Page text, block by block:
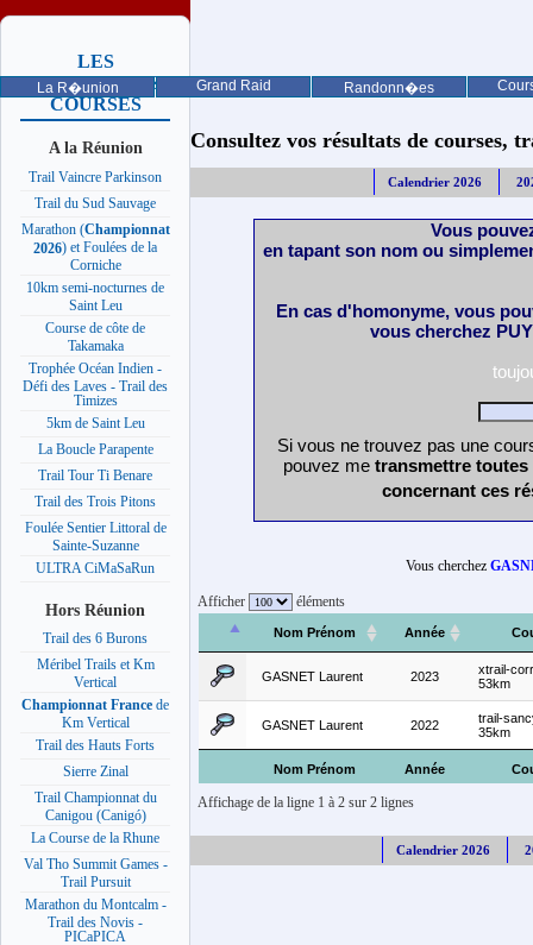
La R�union Grand Raid Randonn�es
LES
PROCHAINES
COURSES
A la Réunion
Trail Vaincre Parkinson
Trail du Sud Sauvage
Marathon (Championnat
2026) et Foulées de la
Corniche
10km semi-nocturnes de
Saint Leu
Course de côte de
Takamaka
Trophée Océan Indien -
Défi des Laves - Trail des
Timizes
5km de Saint Leu
La Boucle Parapente
Trail Tour Ti Benare
Trail des Trois Pitons
Foulée Sentier Littoral de
Sainte-Suzanne
ULTRA CiMaSaRun
Hors Réunion
Trail des 6 Burons
Méribel Trails et Km
Vertical
Championnat France de
Km Vertical
Trail des Hauts Forts
Sierre Zinal
Trail Championnat du
Canigou (Canigó)
La Course de la Rhune
Val Tho Summit Games -
Trail Pursuit
Marathon du Montcalm -
Trail des Novis -
PICaPICA
Consultez vos résultats de courses,
Calendrier 2026
Vous
en tapant son nom ou
En cas d'homonyme, vous
vous cherchez
Si vous ne trouvez pas une
pouvez me transmettre
concernant ces
Vous cherchez
Afficher éléments
Nom Prénom Année
Nom Prénom Année
GASNET Laurent 2023
xtrail-
53km
GASNET Laurent 2022
trail-
35km
Affichage de la ligne 1 à 2 sur 2 lignes
Calendrier 2026